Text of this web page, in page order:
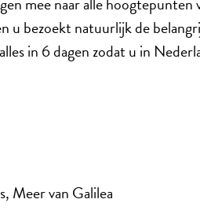
u bezoekt natuurlijk de
in 6 dagen zodat u in
Meer van Galilea